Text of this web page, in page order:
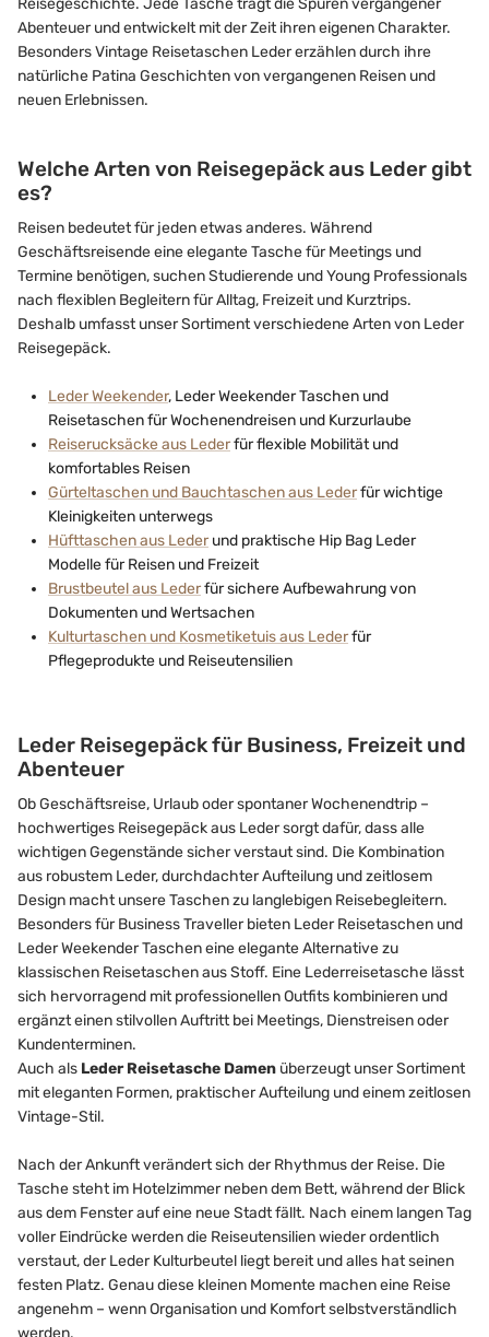
Abenteuer und entwickelt mit der Zeit ihren eigenen Charakter.
Besonders Vintage Reisetaschen Leder erzählen durch ihre
natürliche Patina Geschichten von vergangenen Reisen und
neuen Erlebnissen.
Welche Arten von Reisegepäck aus Leder gibt
es?
Reisen bedeutet für jeden etwas anderes. Während
Geschäftsreisende eine elegante Tasche für Meetings und
Termine benötigen, suchen Studierende und Young Professionals
nach flexiblen Begleitern für Alltag, Freizeit und Kurztrips.
Deshalb umfasst unser Sortiment verschiedene Arten von Leder
Reisegepäck.
Leder Weekender, Leder Weekender Taschen und
Reisetaschen für Wochenendreisen und Kurzurlaube
Reiserucksäcke aus Lederfür flexible Mobilität und
komfortables Reisen
Gürteltaschen und Bauchtaschen aus Lederfür wichtige
Kleinigkeiten unterwegs
Hüfttaschen aus Leder und praktische Hip Bag Leder
Modelle für Reisen und Freizeit
Brustbeutel aus Lederfür sichere Aufbewahrung von
Dokumenten und Wertsachen
Kulturtaschen und Kosmetiketuis aus Lederfür
Pflegeprodukte und Reiseutensilien
Leder Reisegepäck für Business, Freizeit und
Abenteuer
Ob Geschäftsreise, Urlaub oder spontaner Wochenendtrip –
hochwertiges Reisegepäck aus Leder sorgt dafür, dass alle
wichtigen Gegenstände sicher verstaut sind. Die Kombination
aus robustem Leder, durchdachter Aufteilung und zeitlosem
Design macht unsere Taschen zu langlebigen Reisebegleitern.
Besonders für Business Traveller bieten Leder Reisetaschen und
Leder Weekender Taschen eine elegante Alternative zu
klassischen Reisetaschen aus Stoff. Eine Lederreisetasche lässt
sich hervorragend mit professionellen Outfits kombinieren und
ergänzt einen stilvollen Auftritt bei Meetings, Dienstreisen oder
Kundenterminen.
Auch als Leder Reisetasche Damen überzeugt unser Sortiment
mit eleganten Formen, praktischer Aufteilung und einem zeitlosen
Vintage-Stil.
Nach der Ankunft verändert sich der Rhythmus der Reise. Die
Tasche steht im Hotelzimmer neben dem Bett, während der Blick
aus dem Fenster auf eine neue Stadt fällt. Nach einem langen Tag
voller Eindrücke werden die Reiseutensilien wieder ordentlich
verstaut, der Leder Kulturbeutel liegt bereit und alles hat seinen
festen Platz. Genau diese kleinen Momente machen eine Reise
angenehm – wenn Organisation und Komfort selbstverständlich
werden.